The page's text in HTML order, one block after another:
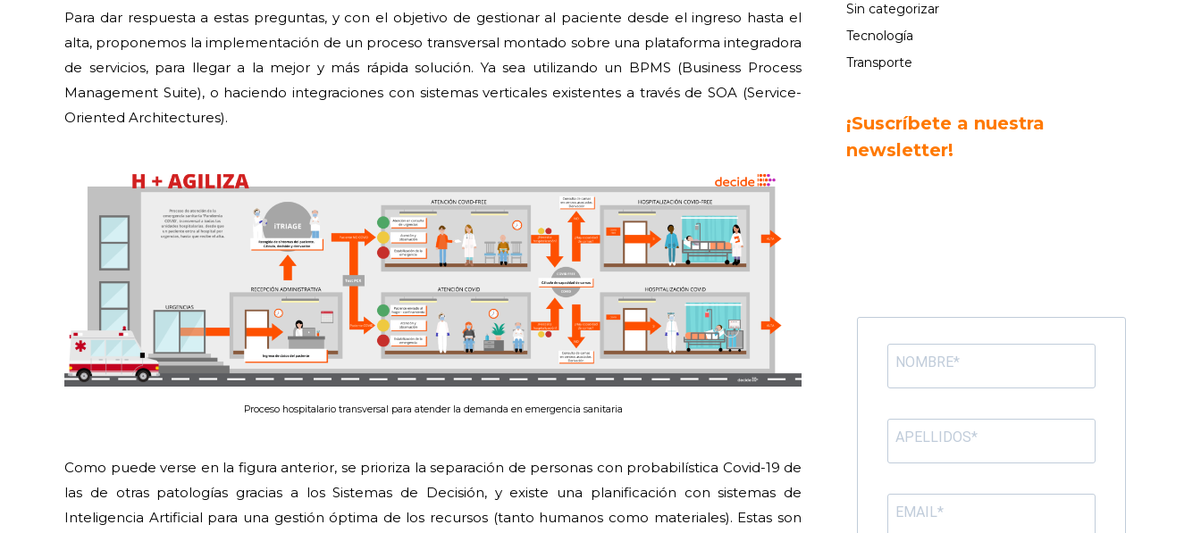
Para dar respuesta a estas preguntas, y con el objetivo de gestionar al paciente desde el ingreso hasta el
alta, proponemos la implementación de un proceso transversal montado sobre una plataforma integradora
de servicios, para llegar a la mejor y más rápida solución. Ya sea utilizando un BPMS (Business Process
Management Suite), o haciendo integraciones con sistemas verticales existentes a través de SOA (Service-
Oriented Architectures).
Proceso hospitalario transversal para atender la demanda en emergencia sanitaria
Como puede verse en la figura anterior, se prioriza la separación de personas con probabilística Covid-19 de
las de otras patologías gracias a los Sistemas de Decisión, y existe una planificación con sistemas de
Inteligencia Artificial para una gestión óptima de los recursos (tanto humanos como materiales). Estas son
Sin categorizar
Tecnología
Transporte
¡Suscríbete a nuestra
newsletter!